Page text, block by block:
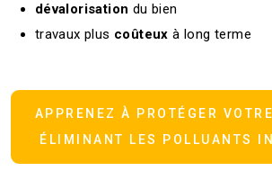
dévalorisation du bien
travaux plus coûteux à long terme
APPRENEZ À PROTÉGER
ÉLIMINANT LES POLLUANTS